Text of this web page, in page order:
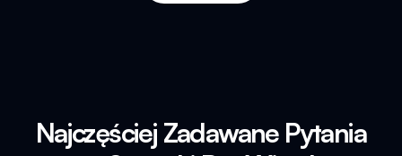
Najczęściej Zadawane Pytania